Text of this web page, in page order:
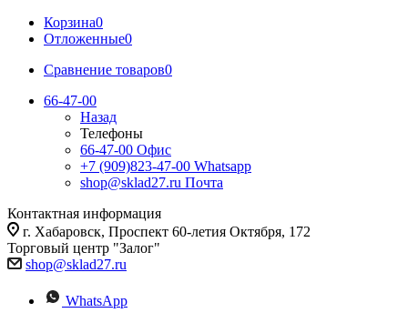
Корзина0
Отложенные0
Сравнение товаров0
66-47-00
Назад
Телефоны
66-47-00 Офис
+7 (909)823-47-00 Whatsapp
shop@sklad27.ru Почта
Контактная информация
г. Хабаровск, Проспект 60-летия Октября, 172
Торговый центр "Залог"
shop@sklad27.ru
WhatsApp